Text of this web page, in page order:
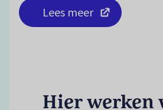
Lees meer
Hier werken